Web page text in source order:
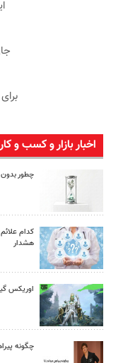
اخبار بازار و کسب و کار
چطور بدون
کدام
هشدار
اوریکس
چگونه